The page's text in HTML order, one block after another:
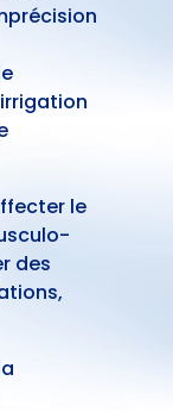
le
des